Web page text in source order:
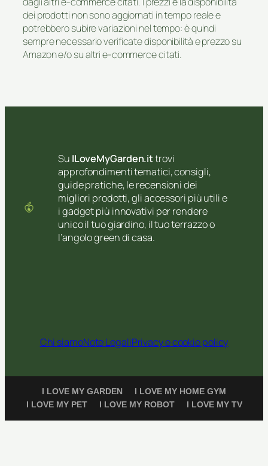
dei prodotti non sono aggiornati in tempo reale e
potrebbero subire variazioni nel tempo: è quindi
sempre necessario verificate disponibilità e prezzo su
Amazon e/o su altri e-commerce citati.
Su ILoveMyGarden.ittrovi
approfondimenti tematici, consigli,
guide pratiche, le recensioni dei
migliori prodotti, gli accessori più utili e
i gadget più innovativi per rendere
unico il tuo giardino, il tuo terrazzo o
l’angolo green di casa.
Chi siamoNote LegaliPrivacy e cookie policy
I LOVE MY GARDEN
I LOVE MY HOME GYM
I LOVE MY PET
I LOVE MY ROBOT I LOVE MY TV